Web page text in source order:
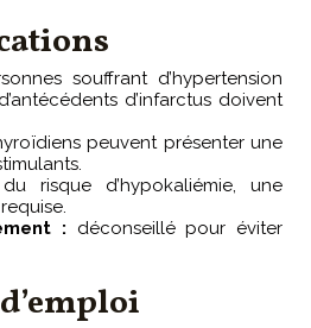
souffrant d’hypertension
d’infarctus doivent
peuvent présenter une
risque d’hypokaliémie, une
: déconseillé pour éviter